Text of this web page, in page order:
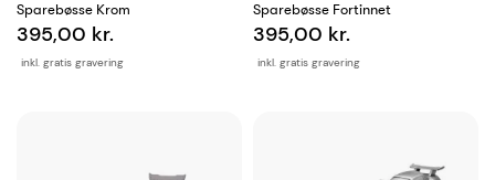
Sparebøsse Krom
inkl. gratis gravering
395,00 kr.
Sparebøsse Fortinnet
inkl. gratis gravering
395,00 kr.